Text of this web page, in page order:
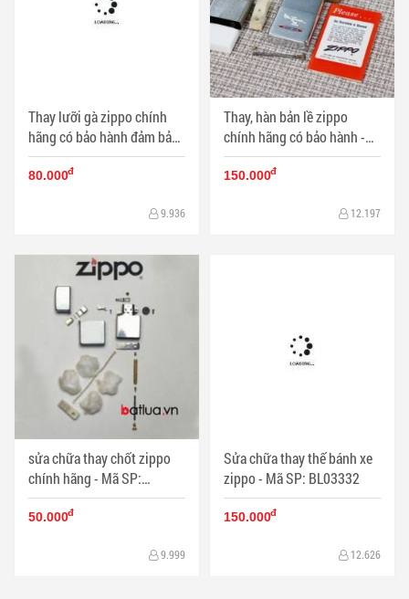
Thay lưỡi gà zippo chính
hãng có bảo hành đảm bảo
thay xong tiếng kêu sẽ hay
hơn - Mã SP: BL03335
80.000đ
9.936
Thay, hàn bản lề zippo
chính hãng có bảo hành -
Mã SP: BL03334
150.000đ
12.197
sửa chữa thay chốt zippo
chính hãng - Mã SP:
BL03333
50.000đ
9.999
Sửa chữa thay thế bánh xe
zippo - Mã SP: BL03332
150.000đ
12.626